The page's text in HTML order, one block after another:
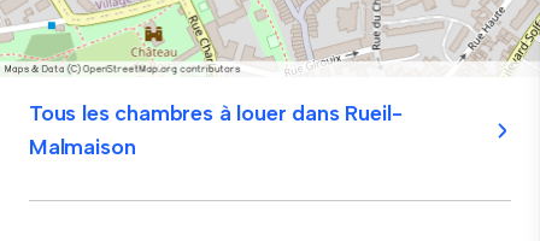
Tous les chambres à louer dans Rueil-
Malmaison